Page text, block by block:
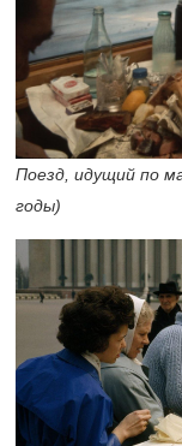
Поезд, идущий по
годы)